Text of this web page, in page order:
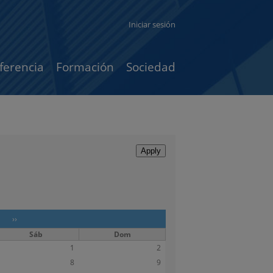
Iniciar sesión
Formación Sociedad
››
Sáb
Dom
1
2
8
9